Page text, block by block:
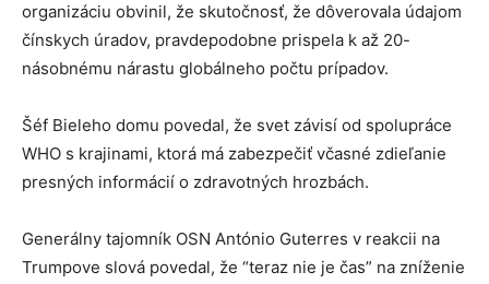
organizáciu obvinil, že skutočnosť, že dôverovala údajom
čínskych úradov, pravdepodobne prispela k až 20-
násobnému nárastu globálneho počtu prípadov.
Šéf Bieleho domu povedal, že svet závisí od spolupráce
WHO s krajinami, ktorá má zabezpečiť včasné zdieľanie
presných informácií o zdravotných hrozbách.
Generálny tajomník OSN António Guterres v reakcii na
Trumpove slová povedal, že “teraz nie je čas” na zníženie